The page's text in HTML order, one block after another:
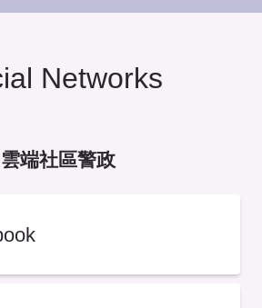
Networks
雲端社區警政